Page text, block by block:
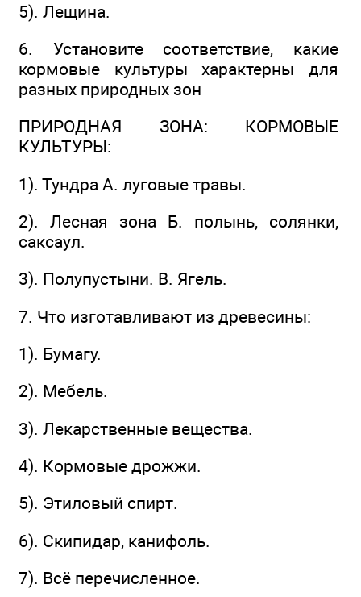
5). Лещина.
6. Установите соответствие, какие
кормовые культуры характерны для
разных природных зон
ПРИРОДНАЯ ЗОНА: КОРМОВЫЕ
КУЛЬТУРЫ:
1). Тундра А. луговые травы.
2). Лесная зона Б. полынь, солянки,
саксаул.
3). Полупустыни. В. Ягель.
7. Что изготавливают из древесины:
1). Бумагу.
2). Мебель.
3). Лекарственные вещества.
4). Кормовые дрожжи.
5). Этиловый спирт.
6). Скипидар, канифоль.
7). Всё перечисленное.